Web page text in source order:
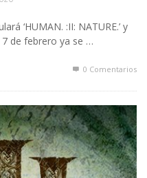
‘HUMAN. :II: NATURE.’ y
de febrero ya se …
0 Comentarios